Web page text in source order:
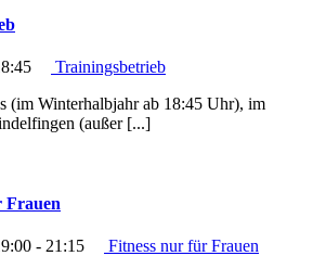
Trainingsbetrieb
(im Winterhalbjahr ab 18:45 Uhr), im
(außer [...]
Frauen
- 21:15
Fitness nur für Frauen